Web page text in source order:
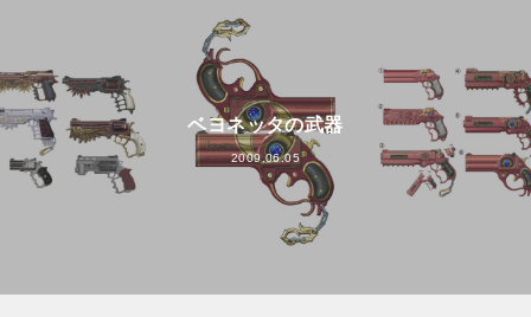
ベヨネッタの武器
2009.06.05